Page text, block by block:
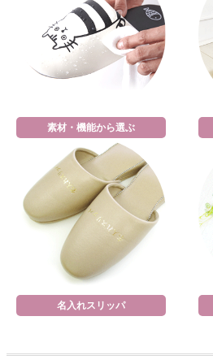
素材・機能から選ぶ
名入れスリッパ